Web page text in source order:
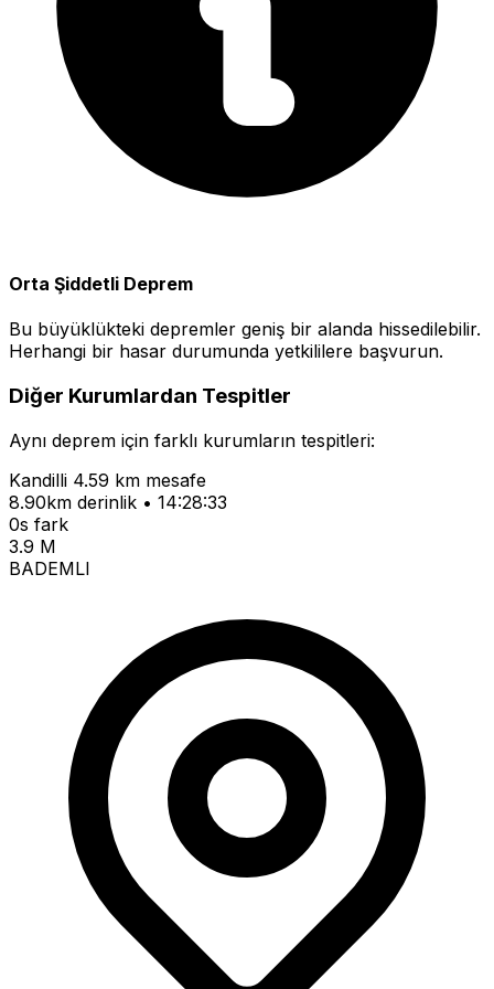
Orta Şiddetli Deprem
Bu büyüklükteki depremler geniş bir alanda hissedilebilir.
Herhangi bir hasar durumunda yetkililere başvurun.
Diğer Kurumlardan Tespitler
Aynı deprem için farklı kurumların tespitleri:
Kandilli 4.59 km mesafe
8.90km derinlik • 14:28:33
0s fark
3.9 M
BADEMLI